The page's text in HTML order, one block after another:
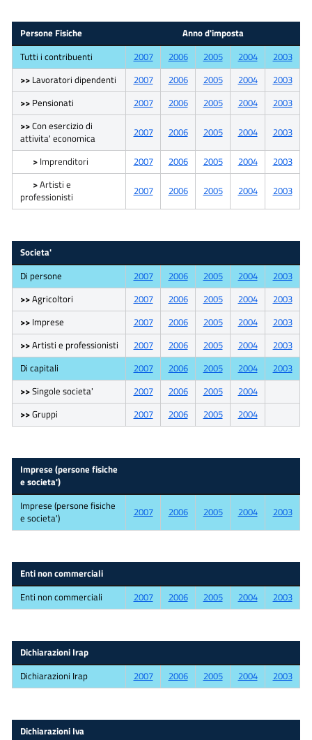
Persone Fisiche
Anno d'imposta
Tutti i contribuenti
2007 2006 2005 2004
2003
>>Lavoratori dipendenti 2007 2006 2005 2004
2003
>>Pensionati 2007 2006 2005 2004
2003
>>Con esercizio di
attivita' economica
2007 2006 2005 2004 2003
>Imprenditori 2007 2006 2005 2004
2003
>Artisti e
professionisti
2007 2006 2005 2004 2003
Societa'
Di persone
2007 2006 2005 2004
2003
>>Agricoltori 2007 2006 2005 2004
2003
>>Imprese 2007 2006 2005 2004
2003
>>Artisti e professionisti 2007 2006 2005 2004
2003
Di capitali
2007 2006 2005 2004
2003
>>Singole societa' 2007 2006 2005
2004
>>Gruppi 2007 2006 2005 2004
Imprese (persone fisiche
e societa')
Imprese (persone fisiche
e societa')
2007 2006 2005 2004 2003
Enti non commerciali
Enti non commerciali
2007 2006 2005 2004 2003
Dichiarazioni Irap
Dichiarazioni Irap
2007 2006 2005 2004 2003
Dichiarazioni Iva